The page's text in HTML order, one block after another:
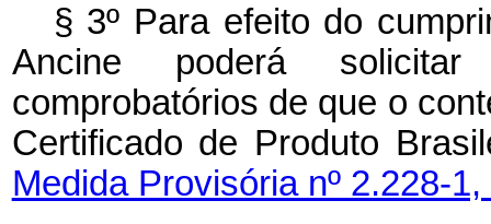
§ 3º Para efeito do
Ancine poderá solicitar
comprobatórios de que o
Certificado de Produto
Medida Provisória nº 2.228-